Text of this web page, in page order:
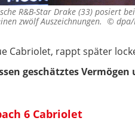
R&B-Star Drake (33) posiert
zwölf Auszeichnungen. ©
Cabriolet, rappt später
geschätztes
6 Cabriolet